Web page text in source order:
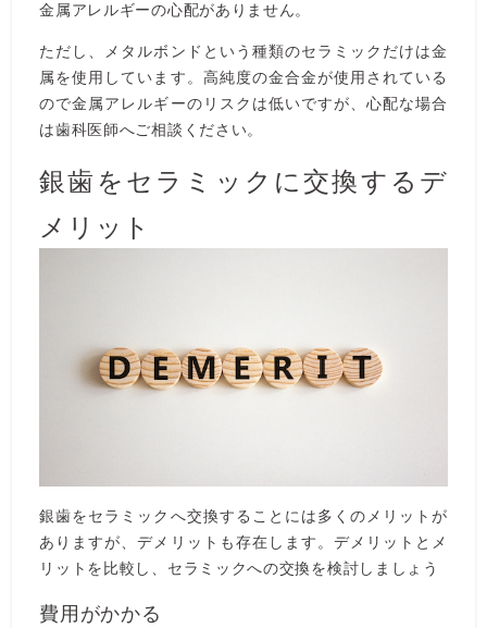
金属アレルギーの心配がありません。
ただし、メタルボンドという種類のセラミックだけは金
属を使用しています。高純度の金合金が使用されている
ので金属アレルギーのリスクは低いですが、心配な場合
は歯科医師へご相談ください。
銀歯をセラミックに交換するデ
メリット
銀歯をセラミックへ交換することには多くのメリットが
ありますが、デメリットも存在します。デメリットとメ
リットを比較し、セラミックへの交換を検討しましょう
費用がかかる